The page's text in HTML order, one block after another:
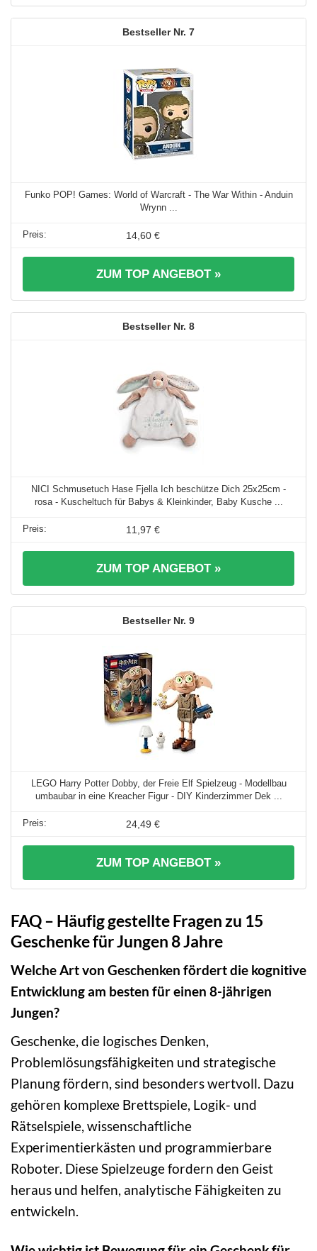
7
Funko POP! Games: World of Warcraft - The War Within - Anduin
Wrynn ...
14,60 €
ZUM TOP ANGEBOT »
8
NICI Schmusetuch Hase Fjella Ich beschütze Dich 25x25cm -
rosa - Kuscheltuch für Babys & Kleinkinder, Baby Kusche ...
11,97 €
ZUM TOP ANGEBOT »
9
LEGO Harry Potter Dobby, der Freie Elf Spielzeug - Modellbau
umbaubar in eine Kreacher Figur - DIY Kinderzimmer Dek ...
24,49 €
ZUM TOP ANGEBOT »
FAQ – Häufig gestellte Fragen zu 15
Geschenke für Jungen 8 Jahre
Welche Art von Geschenken fördert die kognitive
Entwicklung am besten für einen 8-jährigen
Jungen?
Geschenke, die logisches Denken,
Problemlösungsfähigkeiten und strategische
Planung fördern, sind besonders wertvoll. Dazu
gehören komplexe Brettspiele, Logik- und
Rätselspiele, wissenschaftliche
Experimentierkästen und programmierbare
Roboter. Diese Spielzeuge fordern den Geist
heraus und helfen, analytische Fähigkeiten zu
entwickeln.